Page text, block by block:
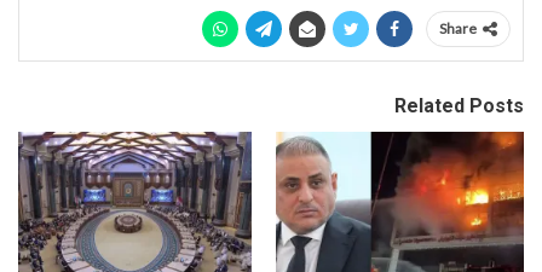
Share
Related Posts